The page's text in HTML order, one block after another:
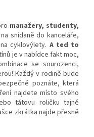
manažery, studenty,
snídaně do kanceláře,
cyklovýlety. A teď to
je v nabídce fakt moc,
se sourozenci,
Každý v rodině bude
poznáte, která
najdete místo svého
tátovu roličku tajně
zkrátka najde přesně